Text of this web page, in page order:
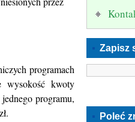
programach
wysokość kwoty
programu,
Zapisz
Poleć